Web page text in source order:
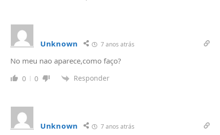
Unknown 7 anos atrás
No meu nao aparece,como faço?
0 0 Responder
Unknown 7 anos atrás